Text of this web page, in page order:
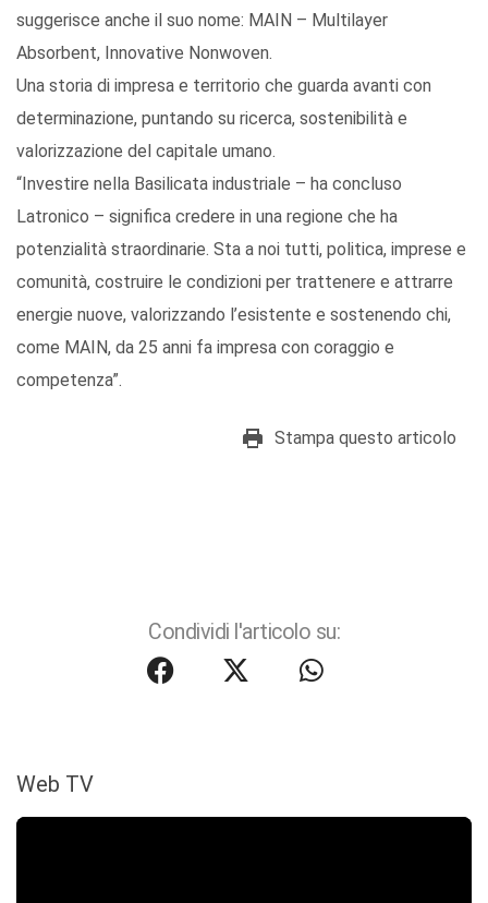
suggerisce anche il suo nome: MAIN – Multilayer
Absorbent, Innovative Nonwoven.
Una storia di impresa e territorio che guarda avanti con
determinazione, puntando su ricerca, sostenibilità e
valorizzazione del capitale umano.
“Investire nella Basilicata industriale – ha concluso
Latronico – significa credere in una regione che ha
potenzialità straordinarie. Sta a noi tutti, politica, imprese e
comunità, costruire le condizioni per trattenere e attrarre
energie nuove, valorizzando l’esistente e sostenendo chi,
come MAIN, da 25 anni fa impresa con coraggio e
competenza”.
Stampa questo articolo
Condividi l'articolo su:
Web TV